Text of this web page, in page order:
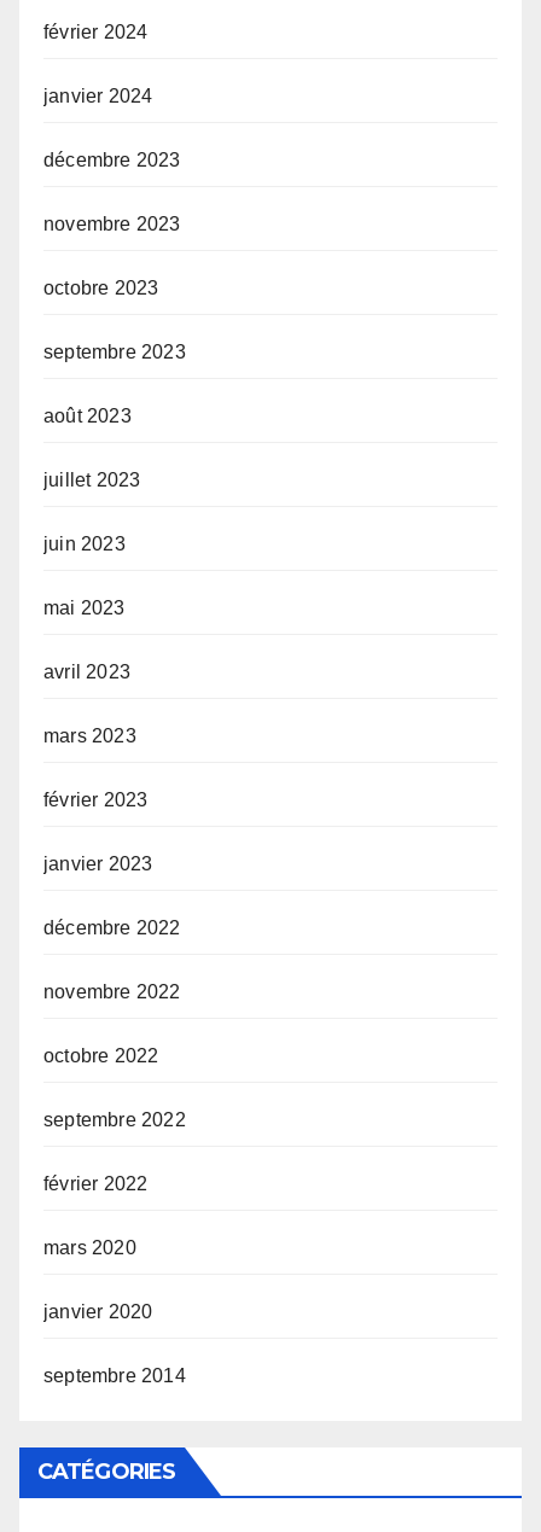
février 2024
janvier 2024
décembre 2023
novembre 2023
octobre 2023
septembre 2023
août 2023
juillet 2023
juin 2023
mai 2023
avril 2023
mars 2023
février 2023
janvier 2023
décembre 2022
novembre 2022
octobre 2022
septembre 2022
février 2022
mars 2020
janvier 2020
septembre 2014
CATÉGORIES